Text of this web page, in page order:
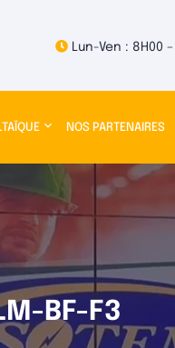
Lun-Ven : 8H00
NOS PARTENAIRES
BF-F3